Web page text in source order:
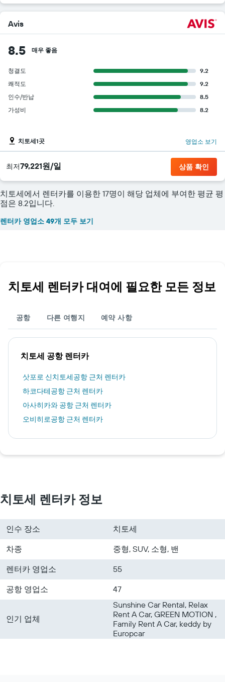
Avis
8.5 매우 좋음
청결도
9.2
쾌적도
9.2
인수/반납
8.5
가성비
8.2
치토세1곳 영업소 보기
​최저79,221원/일 상품 확인
치토세에서 렌터카를 이용한 17명이 해당 업체에 부여한 평균 평
점은 8.2입니다.
렌터카 영업소 49개 모두 보기
치토세 렌터카 대여에 필요한 모든 정보
공항 다른 여행지 예약 사항
치토세 공항 렌터카
삿포로 신치토세공항 근처 렌터카
하코다테공항 근처 렌터카
아사히카와 공항 근처 렌터카
오비히로공항 근처 렌터카
치토세 렌터카 정보
인수 장소
치토세
차종
중형, SUV, 소형, 밴
렌터카 영업소
55
공항 영업소
47
인기 업체
Sunshine Car Rental, Relax
Rent A Car, GREEN MOTION ,
Family Rent A Car, keddy by
Europcar